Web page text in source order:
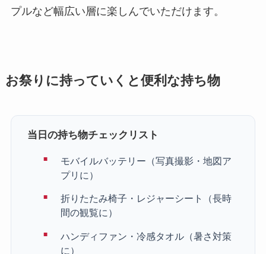
プルなど幅広い層に楽しんでいただけます。
お祭りに持っていくと便利な持ち物
当日の持ち物チェックリスト
モバイルバッテリー（写真撮影・地図ア
プリに）
折りたたみ椅子・レジャーシート（長時
間の観覧に）
ハンディファン・冷感タオル（暑さ対策
に）